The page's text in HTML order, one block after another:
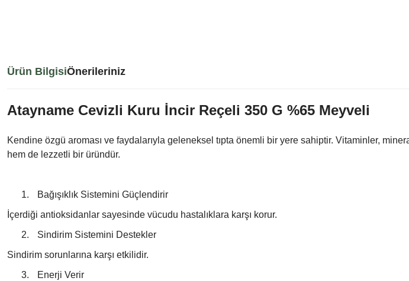
Ürün BilgisiÖnerileriniz
Atayname Cevizli Kuru İncir Reçeli 350 G %65 Meyveli
Kendine özgü aroması ve faydalarıyla geleneksel tıpta önemli bir yere sahiptir. Vitaminler,
hem de lezzetli bir üründür.
1.
Bağışıklık Sistemini Güçlendirir
İçerdiği antioksidanlar sayesinde vücudu hastalıklara karşı korur.
2.
Sindirim Sistemini Destekler
Sindirim sorunlarına karşı etkilidir.
3.
Enerji Verir